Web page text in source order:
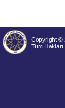
Copyright ©
Tüm Hakları